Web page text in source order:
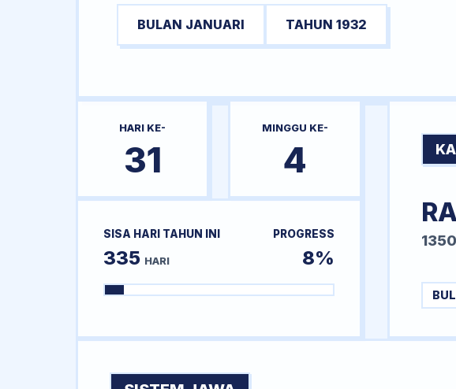
BULAN JANUARI TAHUN 1932
HARI KE-
31
MINGGU KE-
4
SISA HARI TAHUN INI
335 HARI
PROGRESS
8%